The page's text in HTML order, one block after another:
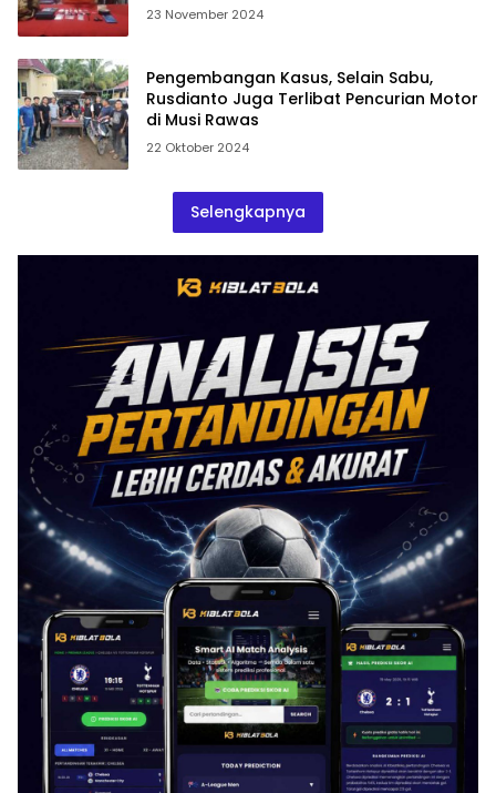
23 November 2024
Pengembangan Kasus, Selain Sabu,
Rusdianto Juga Terlibat Pencurian Motor
di Musi Rawas
22 Oktober 2024
Selengkapnya